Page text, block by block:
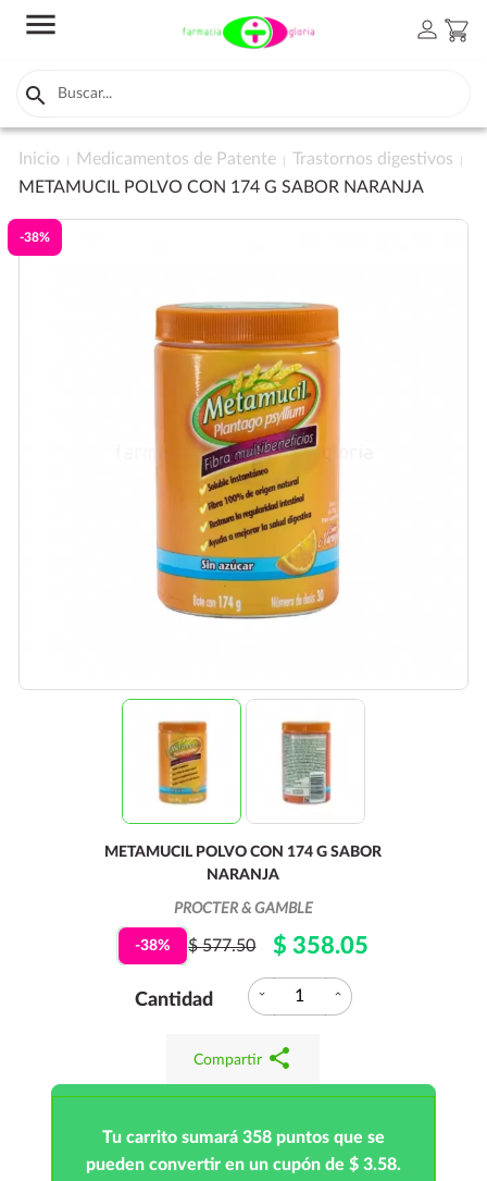
menu person shopping_cart

Inicio Medicamentos de Patente
Trastornos digestivos
METAMUCIL POLVO CON 174 G SABOR NARANJA
-38%
METAMUCIL POLVO CON 174 G SABOR
NARANJA
PROCTER & GAMBLE
-38% $ 577.50 $ 358.05
Cantidad expand_more expand_less
Compartir share
Tu carrito sumará 358 puntos que se
pueden convertir en un cupón de $ 3.58.